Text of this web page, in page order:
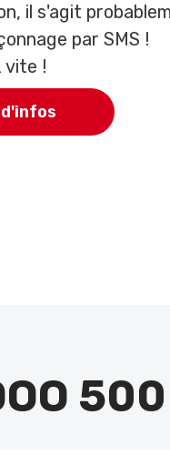
il s'agit
par SMS !
vite !
500